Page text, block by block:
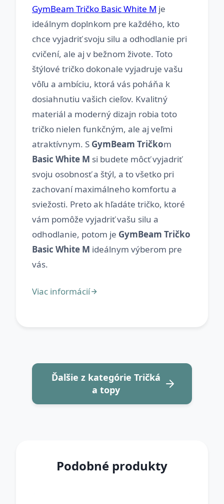
GymBeam Tričko Basic White M je
ideálnym doplnkom pre každého, kto
chce vyjadriť svoju silu a odhodlanie pri
cvičení, ale aj v bežnom živote. Toto
štýlové tričko dokonale vyjadruje vašu
vôľu a ambíciu, ktorá vás poháňa k
dosiahnutiu vašich cieľov. Kvalitný
materiál a moderný dizajn robia toto
tričko nielen funkčným, ale aj veľmi
atraktívnym. S GymBeam Tričkom
Basic White M si budete môcť vyjadriť
svoju osobnosť a štýl, a to všetko pri
zachovaní maximálneho komfortu a
sviežosti. Preto ak hľadáte tričko, ktoré
vám pomôže vyjadriť vašu silu a
odhodlanie, potom je GymBeam Tričko
Basic White M ideálnym výberom pre
Ďalšie z kategórie Tričká
a topy
Podobné produkty